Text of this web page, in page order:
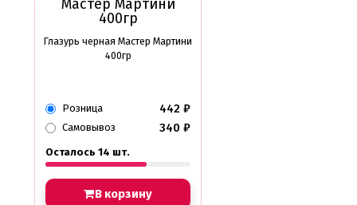
Глазурь черная Мастер Мартини
400гр
Розница 442 ₽
Самовывоз 340 ₽
Осталось 14 шт.
В корзину